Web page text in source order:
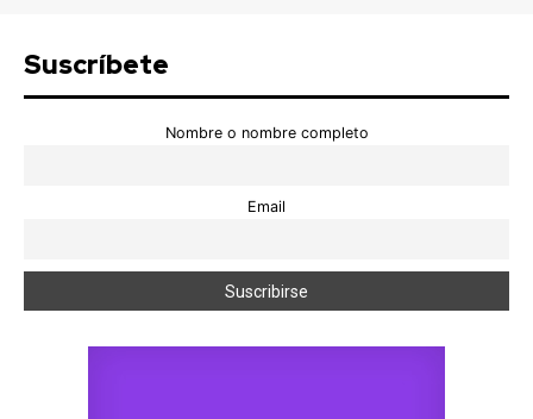
Suscríbete
Nombre o nombre completo
Email